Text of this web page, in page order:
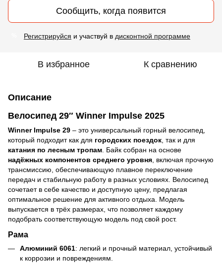
Сообщить, когда появится
Регистрируйся и участвуй в дисконтной программе
В избранное К сравнению
Описание
Велосипед 29″ Winner Impulse 2025
Winner Impulse 29 – это универсальный горный велосипед,
который подходит как для городских поездок , так и для
катания по лесным тропам . Байк собран на основе
надёжных компонентов среднего уровня , включая прочную
трансмиссию, обеспечивающую плавное переключение
передач и стабильную работу в разных условиях. Велосипед
сочетает в себе качество и доступную цену, предлагая
оптимальное решение для активного отдыха. Модель
выпускается в трёх размерах, что позволяет каждому
подобрать соответствующую модель под свой рост.
Рама
Алюминий 6061: легкий и прочный материал, устойчивый
к коррозии и повреждениям.